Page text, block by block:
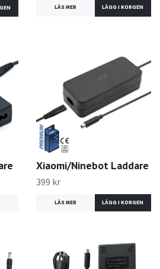
LÄS MER
Xiaomi/Ninebot Laddare
399 kr
LÄS MER